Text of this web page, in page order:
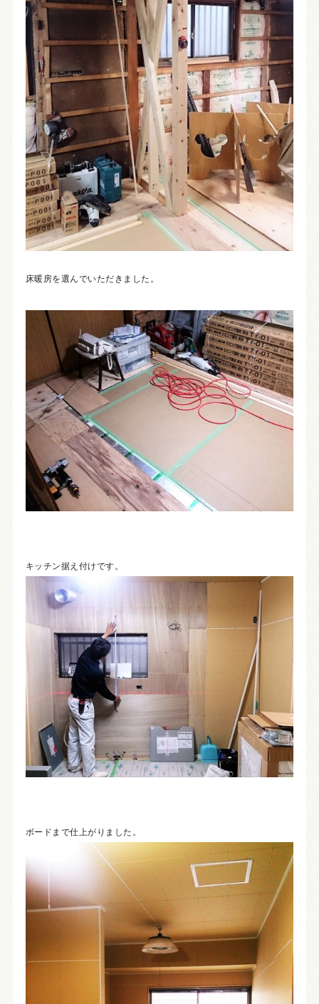
床暖房を選んでいただきました。
キッチン据え付けです。
ボードまで仕上がりました。